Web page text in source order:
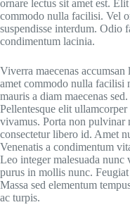
ornare lectus sit amet est.
commodo nulla facilisi. Vel
suspendisse interdum. Odio
condimentum lacinia.
Viverra maecenas
amet commodo nulla facilisi
mauris a diam maecenas
Pellentesque elit
vivamus. Porta non pulvinar
consectetur libero id. Amet
Venenatis a condimentum
Leo integer malesuada nunc
purus in mollis nunc.
Massa sed elementum
ac turpis.